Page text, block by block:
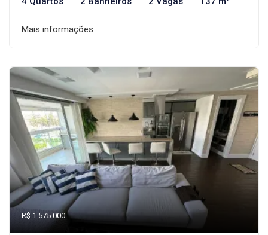
Mais informações
R$ 1.575.000